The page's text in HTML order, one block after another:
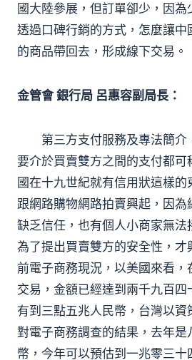
國大陸參展，但訂單卻少，因為
透過口碑行銷的方式，怎麼讓中
的商品帶回去，形成線下交易。
金管會 銀行局 呂惠容副局長：
第三方支付服務及專法簡介
要介於買賣雙方之間的支付都
國在十九世紀就有信用狀這樣的
跟網路購物網路拍賣興起，因為
缺乏信任，也有個人小商家無法
為了提出買賣雙方的安全性，才
前電子商務現況，以美國來看，
交易，金額已經達到兩千九百
有到三點五兆人民幣，台灣以
對電子商務調查的結果，去年是
幣，今年可以預估到一兆零三十